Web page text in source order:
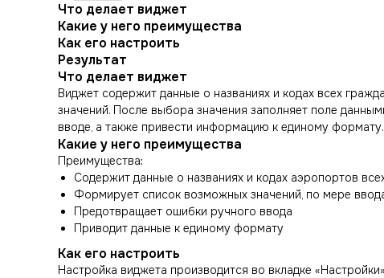
Что делает виджет
Какие у него преимущества
Как его настроить
Результат
Что делает виджет
Виджет содержит данные о названиях и кодах всех
значений. После выбора значения заполняет поле
вводе, а также привести информацию к единому формату.
Какие у него преимущества
Преимущества:
Содержит данные о названиях и кодах аэропортов
Формирует список возможных значений, по мере
Предотвращает ошибки ручного ввода
Приводит данные к единому формату
Как его настроить
Настройка виджета производится во вкладке